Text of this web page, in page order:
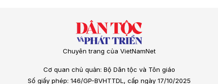
Chuyên trang của VietNamNet
Cơ quan chủ quản: Bộ Dân tộc và Tôn giáo
Số giấy phép: 146/GP-BVHTTDL, cấp ngày 17/10/2025